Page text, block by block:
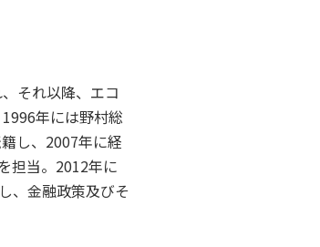
それ以降、エコ
年には野村総
し、2007年に経
担当。2012年に
、金融政策及びそ